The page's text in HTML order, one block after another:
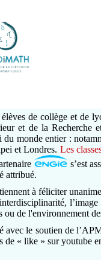
de collège et de
et de la
du monde entier :
et Londres. Les
s’est
attribué.
à féliciter
ou de l'environnement
avec le soutien de
de « like » sur youtube